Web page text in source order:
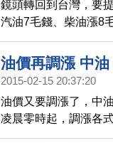
鏡頭轉回到台灣，要
汽油7毛錢、柴油漲8
後，還是創了2年半來
油價再調漲 中
2015-02-15 20:37:20
油價又要調漲了，中
凌晨零時起，調漲各
公升0.6元。調整後的